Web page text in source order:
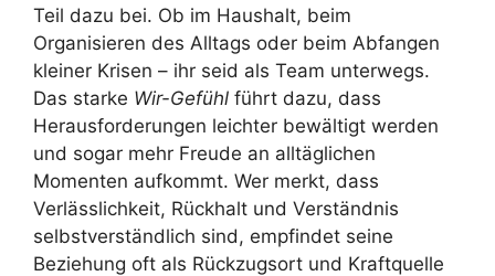
Teil dazu bei. Ob im Haushalt, beim
Organisieren des Alltags oder beim Abfangen
kleiner Krisen – ihr seid als Team unterwegs.
Das starke Wir-Gefühl führt dazu, dass
Herausforderungen leichter bewältigt werden
und sogar mehr Freude an alltäglichen
Momenten aufkommt. Wer merkt, dass
Verlässlichkeit, Rückhalt und Verständnis
selbstverständlich sind, empfindet seine
Beziehung oft als Rückzugsort und Kraftquelle